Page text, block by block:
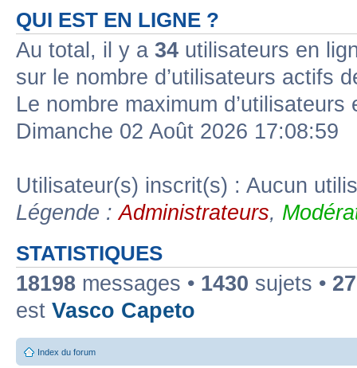
QUI EST EN LIGNE ?
Au total, il y a 34 utilisateurs en
sur le nombre d’utilisateurs actifs
Le nombre maximum
Dimanche 02 Août 2026 17:08:59
Utilisateur(s) inscrit(s) : Aucun
Légende :Administrateurs,
STATISTIQUES
18198 messages • 1430 sujets •
est Vasco Capeto
Index du forum